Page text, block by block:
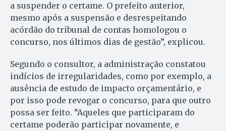
a suspender o certame. O prefeito anterior,
mesmo após a suspensão e desrespeitando
acórdão do tribunal de contas homologou o
concurso, nos últimos dias de gestão”, explicou.
Segundo o consultor, a administração constatou
indícios de irregularidades, como por exemplo, a
ausência de estudo de impacto orçamentário, e
por isso pode revogar o concurso, para que outro
possa ser feito. “Aqueles que participaram do
certame poderão participar novamente, e